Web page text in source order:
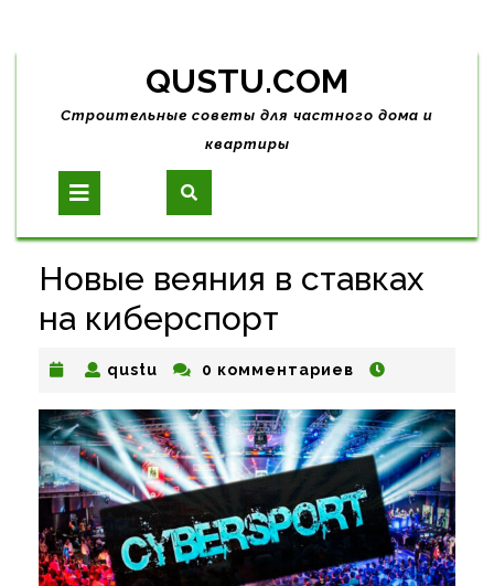
Skip
content
QUSTU.COM
Строительные советы для частного дома и
квартиры
Open
Button
Новые веяния в ставках
на киберспорт
qustu qustu0 комментариев